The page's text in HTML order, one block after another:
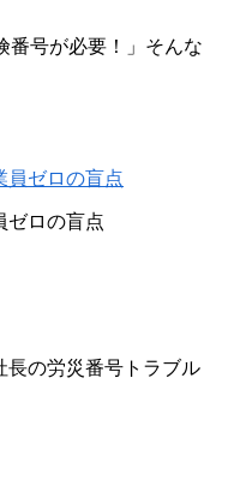
番号が必要！」そんな
ゼロの盲点
の労災番号トラブル